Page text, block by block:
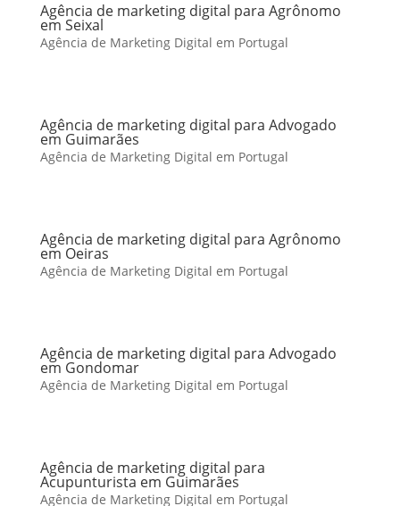
Agência de marketing digital para Agrônomo
em Seixal
Agência de Marketing Digital em Portugal
Agência de marketing digital para Advogado
em Guimarães
Agência de Marketing Digital em Portugal
Agência de marketing digital para Agrônomo
em Oeiras
Agência de Marketing Digital em Portugal
Agência de marketing digital para Advogado
em Gondomar
Agência de Marketing Digital em Portugal
Agência de marketing digital para
Acupunturista em Guimarães
Agência de Marketing Digital em Portugal